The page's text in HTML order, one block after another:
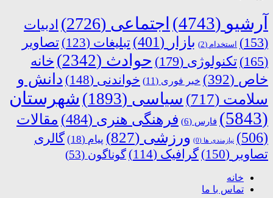
آرشیو (4743) اجتماعی (2726)
ادبیات
(153)
استخدام (2) بازار (401) تبلیغات (123)
تصاویر
(165)
تکنولوژی (179) حوادث (2342)
خانه
خاص (392) خبر فوری (11) خواندنی (148)
دانش و
سلامت (717) سیاسی (1893)
شهرستان
(5843)
فارس (6) فرهنگی هنری (484)
مقالات
(506)
نیازمندی ها (0) ورزشی (827) پیام (18)
گالری
تصاویر (150) گرافیک (114) گوناگون (53)
خانه
تماس با ما